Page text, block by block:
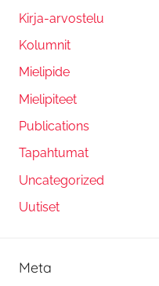
Kirja-arvostelu
Kolumnit
Mielipide
Mielipiteet
Publications
Tapahtumat
Uncategorized
Uutiset
Meta